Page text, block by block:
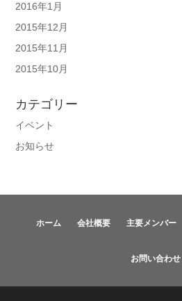
2016年1月
2015年12月
2015年11月
2015年10月
カテゴリー
イベント
お知らせ
ホーム 会社概要 主要メンバー
お問い合わせ